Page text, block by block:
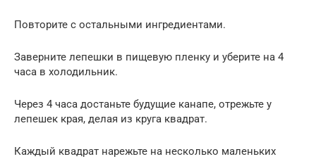
Повторите с остальными ингредиентами.
Заверните лепешки в пищевую пленку и уберите на 4
часа в холодильник.
Через 4 часа достаньте будущие канапе, отрежьте у
лепешек края, делая из круга квадрат.
Каждый квадрат нарежьте на несколько маленьких